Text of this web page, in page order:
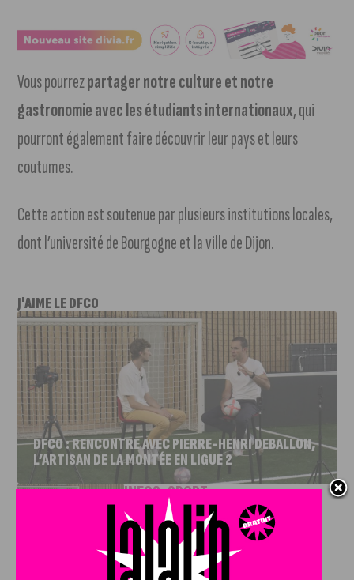
Vous pourrezpartager notre culture et notre
gastronomie avec les étudiants internationaux, qui
pourront également faire découvrir leur pays et leurs
coutumes.
Cette action est soutenue par plusieurs institutions locales,
dont l’université de Bourgogne et la ville de Dijon.
J'AIME LE DFCO
DFCO : RENCONTRE AVEC PIERRE-HENRI DEBALLON,
L’ARTISAN DE LA MONTÉE EN LIGUE 2
INFOS,SPORT
DFCO : Rencontre avec Pierre-Henri
Deballon, l’artisan de la montée en
Ligue 2
7 AOÛT, 2026
Le DFCO est de retour en Ligue 2 après trois ans